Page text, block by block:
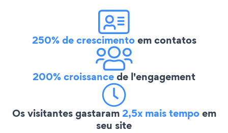
250% de crescimentoem contatos
200% croissancede l'engagement
Os visitantes gastaram2,5x mais tempoem
seu site